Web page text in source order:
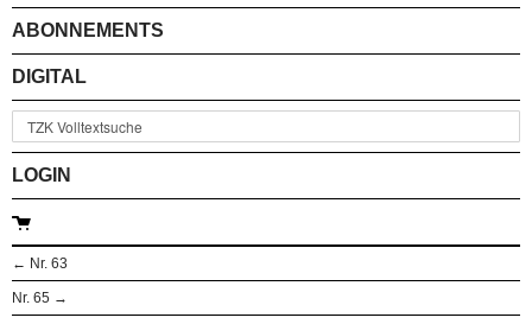
ABONNEMENTS
DIGITAL
LOGIN
← Nr. 63
Nr. 65 →